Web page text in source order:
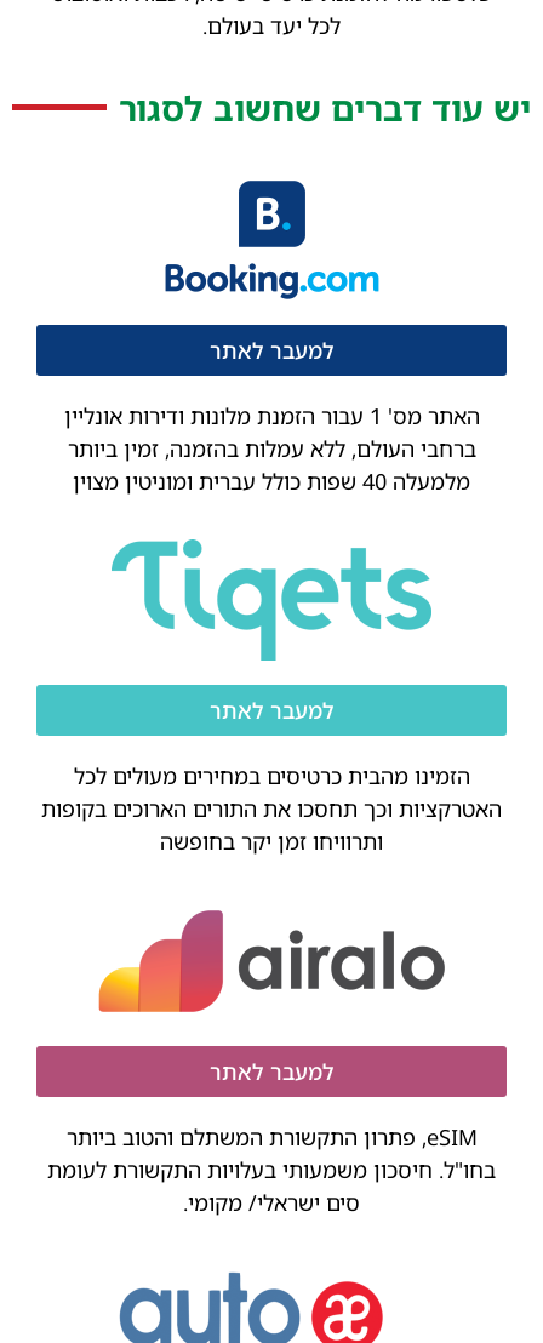
לכל יעד בעולם.
יש עוד דברים שחשוב לסגור
למעבר לאתר
האתר מס' 1 עבור הזמנת מלונות ודירות אונליין
ברחבי העולם, ללא עמלות בהזמנה, זמין ביותר
מלמעלה 40 שפות כולל עברית ומוניטין מצוין
למעבר לאתר
הזמינו מהבית כרטיסים במחירים מעולים לכל
האטרקציות וכך תחסכו את התורים הארוכים בקופות
ותרוויחו זמן יקר בחופשה
למעבר לאתר
eSIM, פתרון התקשורת המשתלם והטוב ביותר
בחו"ל. חיסכון משמעותי בעלויות התקשורת לעומת
סים ישראלי/ מקומי.